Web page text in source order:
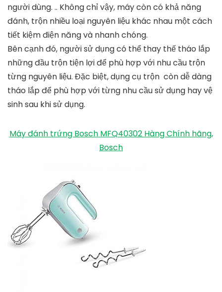
người dùng. .. Không chỉ vậy, máy còn có khả năng
đánh, trộn nhiều loại nguyên liệu khác nhau một cách
tiết kiệm điện năng và nhanh chóng.
Bên cạnh đó, người sử dụng có thể thay thế tháo lắp
những đầu trộn tiện lợi để phù hợp với nhu cầu trộn
từng nguyên liệu. Đặc biệt, dụng cụ trộn còn dễ dàng
tháo lắp để phù hợp với từng nhu cầu sử dụng hay vệ
sinh sau khi sử dụng.
Máy đánh trứng Bosch MFQ40302 Hàng Chính hãng,
Bosch